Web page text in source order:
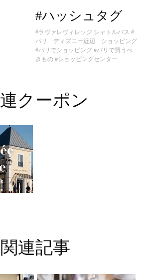
#ハッシュタグ
#ラヴァレヴィレッジ シャトルバス #
パリ ディズニー近辺 ショッピング
#パリでショッピング #パリで買うべ
きもの #ショッピングセンター
関連クーポン
関連記事